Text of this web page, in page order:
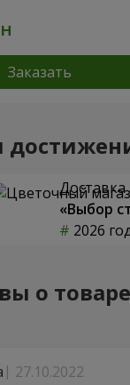
Заказать
«Выбор
2026
о товаре
27.10.2022